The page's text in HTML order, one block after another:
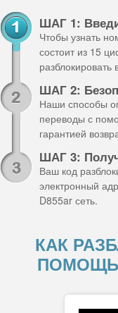
ШАГ 1:
Чтобы узнать
состоит из 15
ШАГ 2:
Наши способы
переводы с
гарантией
ШАГ 3:
Ваш код
электронный
D855ar сеть.
КАК